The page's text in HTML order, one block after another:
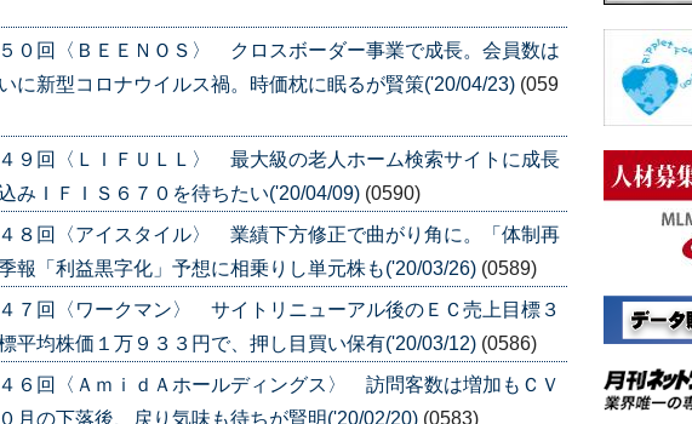
５０回〈ＢＥＥＮＯＳ〉 クロスボーダー事業で成長。会員数は
に新型コロナウイルス禍。時価枕に眠るが賢策('20/04/23) (059
４９回〈ＬＩＦＵＬＬ〉 最大級の老人ホーム検索サイトに成長
みＩＦＩＳ６７０を待ちたい('20/04/09) (0590)
４８回〈アイスタイル〉 業績下方修正で曲がり角に。「体制再
報「利益黒字化」予想に相乗りし単元株も('20/03/26) (0589)
４７回〈ワークマン〉 サイトリニューアル後のＥＣ売上目標３
平均株価１万９３３円で、押し目買い保有('20/03/12) (0586)
４６回〈ＡｍｉｄＡホールディングス〉 訪問客数は増加もＣＶ
月の下落後、戻り気味も待ちが賢明('20/02/20) (0583)